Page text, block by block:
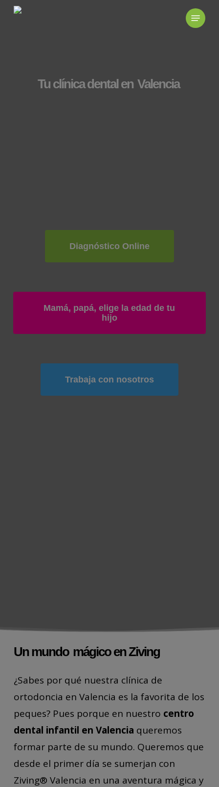
Skip
Tu clínica dental en Valencia
Diagnóstico Online
Mamá, papá, elige la edad de tu
hijo
Trabaja con nosotros
Un mundo mágico en Ziving
¿Sabes por qué nuestra clínica de
ortodoncia en Valencia es la favorita de los
peques? Pues porque en nuestro centro
dental infantil en Valencia queremos
formar parte de su mundo. Queremos que
desde el primer día se sumerjan con
Ziving® Valencia en una aventura mágica y